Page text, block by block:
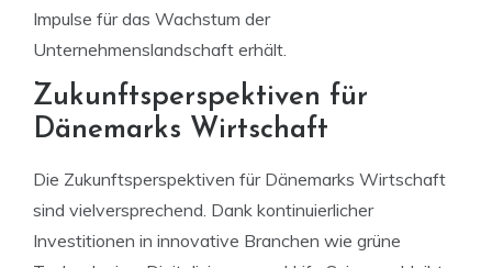
Impulse für das Wachstum der
Unternehmenslandschaft erhält.
Zukunftsperspektiven für
Dänemarks Wirtschaft
Die Zukunftsperspektiven für Dänemarks Wirtschaft
sind vielversprechend. Dank kontinuierlicher
Investitionen in innovative Branchen wie grüne